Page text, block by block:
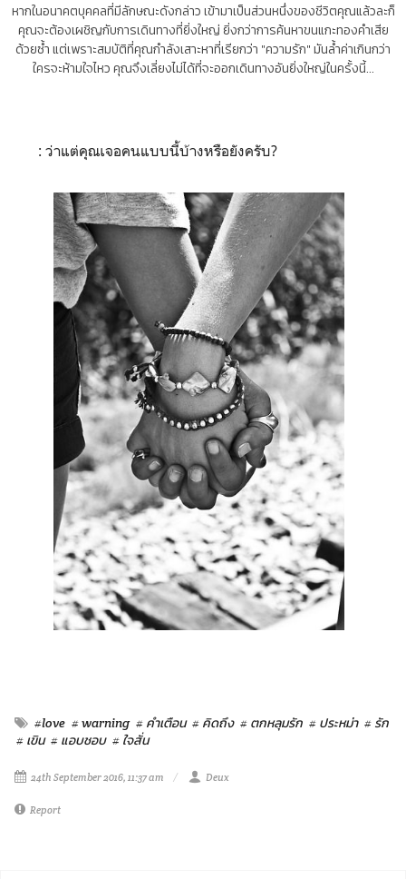
หากในอนาคตบุคคลที่มีลักษณะดังกล่าว เข้ามาเป็นส่วนหนึ่งของชีวิตคุณแล้วละก็
คุณจะต้องเผชิญกับการเดินทางที่ยิ่งใหญ่ ยิ่งกว่าการค้นหาขนแกะทองคำเสีย
ด้วยซ้ำ แต่เพราะสมบัติที่คุณกำลังเสาะหาที่เรียกว่า "ความรัก" มันล้ำค่าเกินกว่า
ใครจะห้ามใจไหว คุณจึงเลี่ยงไม่ได้ที่จะออกเดินทางอันยิ่งใหญ่ในครั้งนี้...
: ว่าแต่คุณเจอคนแบบนี้บ้างหรือยังครับ?
#love # warning # คำเตือน # คิดถึง # ตกหลุมรัก # ประหม่า # รัก
# เขิน # แอบชอบ # ใจสั่น
24th September 2016, 11:37 am Deux
Report